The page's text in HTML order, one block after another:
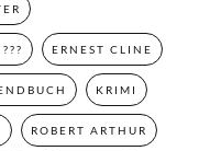
ERNEST CLINE
KRIMI
ROBERT ARTHUR